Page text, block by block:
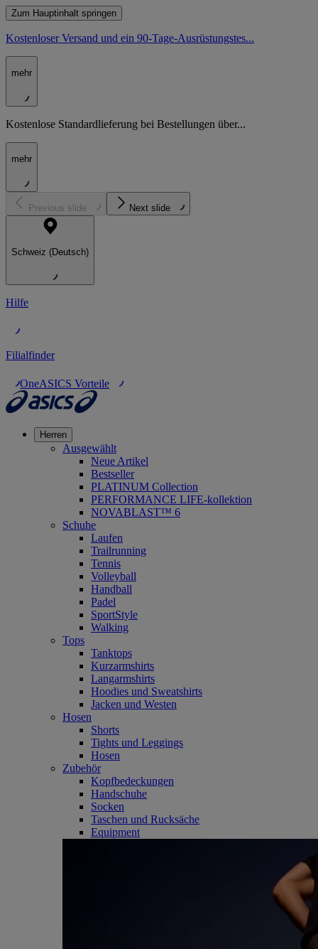
Zum Hauptinhalt springen
Kostenloser Versand und ein 90-Tage-Ausrüstungstes...
mehr
Kostenlose Standardlieferung bei Bestellungen über...
mehr
Previous slide Next slide
Schweiz (Deutsch)
Hilfe
Filialfinder
OneASICS Vorteile
Herren
Ausgewählt
Neue Artikel
Bestseller
PLATINUM Collection
PERFORMANCE LIFE-kollektion
NOVABLAST™ 6
Schuhe
Laufen
Trailrunning
Tennis
Volleyball
Handball
Padel
SportStyle
Walking
Tops
Tanktops
Kurzarmshirts
Langarmshirts
Hoodies und Sweatshirts
Jacken und Westen
Hosen
Shorts
Tights und Leggings
Hosen
Zubehör
Kopfbedeckungen
Handschuhe
Socken
Taschen und Rucksäche
Equipment